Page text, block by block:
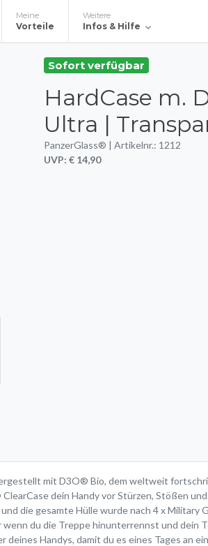
Meine
Vorteile
Weitere
Infos & Hilfe
Sofort verfügbar
HardCase m.
Ultra |
PanzerGlass® | Artikelnr.: 1212
UVP: € 14,90
mit D3O® Bio, dem weltweit
dein Handy vor Stürzen, Stößen
die gesamte Hülle wurde nach 4 x
du die Treppe hinunterrennst und dein
Handys, damit du es eines Tages an